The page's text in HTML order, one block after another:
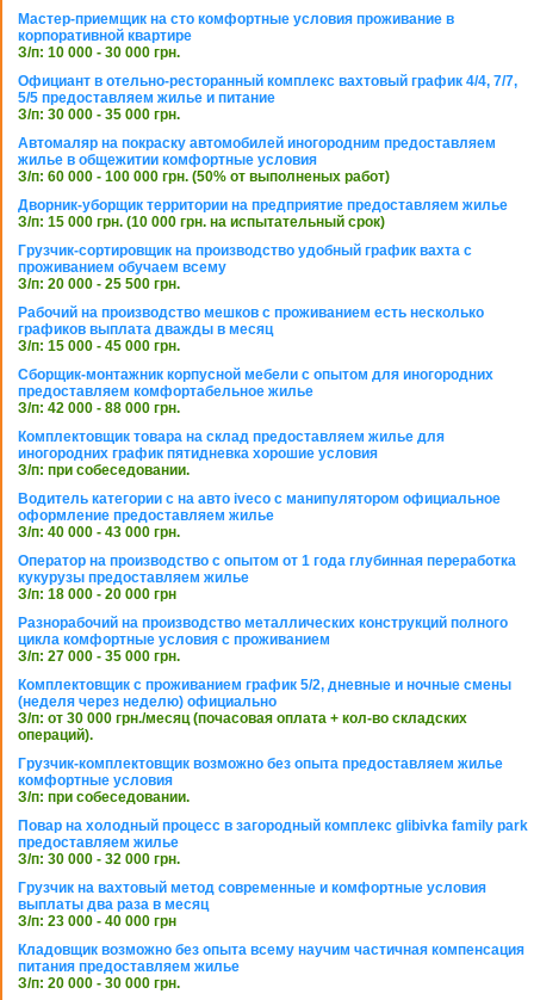
Мастер-приемщик на сто комфортные условия проживание в
корпоративной квартире
З/п: 10 000 - 30 000 грн.
Официант в отельно-ресторанный комплекс вахтовый график 4/4, 7/7,
5/5 предоставляем жилье и питание
З/п: 30 000 - 35 000 грн.
Автомаляр на покраску автомобилей иногородним предоставляем
жилье в общежитии комфортные условия
З/п: 60 000 - 100 000 грн. (50% от выполненых работ)
Дворник-уборщик территории на предприятие предоставляем жилье
З/п: 15 000 грн. (10 000 грн. на испытательный срок)
Грузчик-сортировщик на производство удобный график вахта с
проживанием обучаем всему
З/п: 20 000 - 25 500 грн.
Рабочий на производство мешков с проживанием есть несколько
графиков выплата дважды в месяц
З/п: 15 000 - 45 000 грн.
Сборщик-монтажник корпусной мебели с опытом для иногородних
предоставляем комфортабельное жилье
З/п: 42 000 - 88 000 грн.
Комплектовщик товара на склад предоставляем жилье для
иногородних график пятидневка хорошие условия
З/п: при собеседовании.
Водитель категории с на авто iveco с манипулятором официальное
оформление предоставляем жилье
З/п: 40 000 - 43 000 грн.
Оператор на производство с опытом от 1 года глубинная переработка
кукурузы предоставляем жилье
З/п: 18 000 - 20 000 грн
Разнорабочий на производство металлических конструкций полного
цикла комфортные условия с проживанием
З/п: 27 000 - 35 000 грн.
Комплектовщик с проживанием график 5/2, дневные и ночные смены
(неделя через неделю) официально
З/п: от 30 000 грн./месяц (почасовая оплата + кол-во складских
операций).
Грузчик-комплектовщик возможно без опыта предоставляем жилье
комфортные условия
З/п: при собеседовании.
Повар на холодный процесс в загородный комплекс glibivka family park
предоставляем жилье
З/п: 30 000 - 32 000 грн.
Грузчик на вахтовый метод современные и комфортные условия
выплаты два раза в месяц
З/п: 23 000 - 40 000 грн
Кладовщик возможно без опыта всему научим частичная компенсация
питания предоставляем жилье
З/п: 20 000 - 30 000 грн.